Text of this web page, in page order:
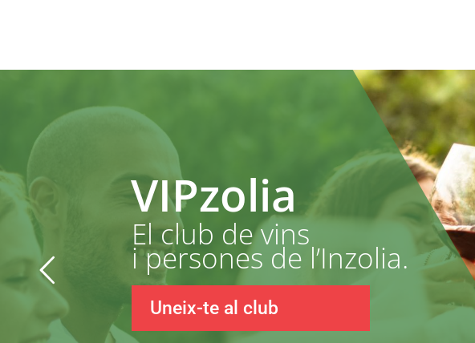
VIPzolia
Uneix-te al club
El club de vins
i persones de l’Inzolia.